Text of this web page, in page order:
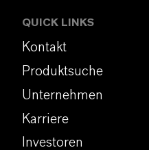
QUICK LINKS
Kontakt
Produktsuche
Unternehmen
Karriere
Investoren